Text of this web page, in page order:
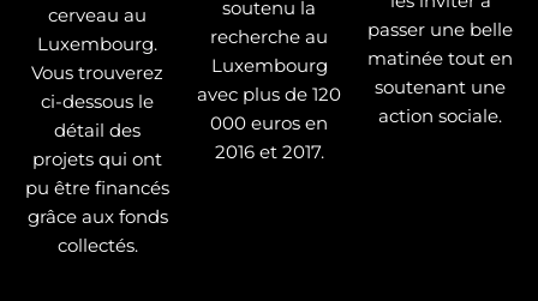
cerveau au
Luxembourg.
Vous trouverez
ci-dessous le
détail des
projets qui ont
pu être financés
grâce aux fonds
collectés.
soutenu la
recherche au
Luxembourg
avec plus de 120
000 euros en
2016 et 2017.
passer une belle
matinée tout en
soutenant une
action sociale.